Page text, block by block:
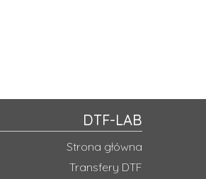
DTF-LAB
Strona główna
Transfery DTF